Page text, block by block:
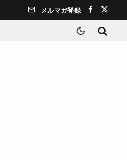
メルマガ登録